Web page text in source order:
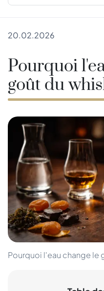
20.02.2026
Pourquoi
goût du
Pourquoi l'eau change le